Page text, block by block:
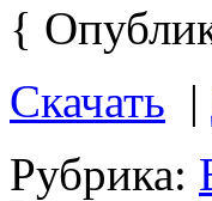
{
Скачать |
Рубрика: